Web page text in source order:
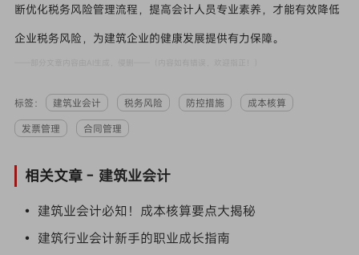
断优化税务风险管理流程，提高会计人员专业素养，才能有效降低
企业税务风险，为建筑企业的健康发展提供有力保障。
标签： 建筑业会计 税务风险 防控措施
成本核算
发票管理
合同管理
相关文章 - 建筑业会计
• 建筑业会计必知！成本核算要点大揭秘
• 建筑行业会计新手的职业成长指南